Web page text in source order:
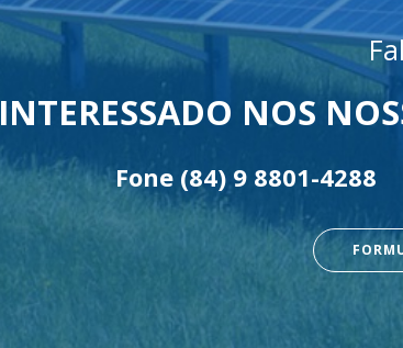
INTERESSADO NOS
Fone (84) 9 8801-4288